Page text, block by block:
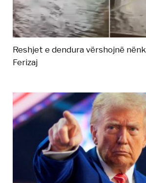
Reshjet e dendura vërshojnë
Ferizaj